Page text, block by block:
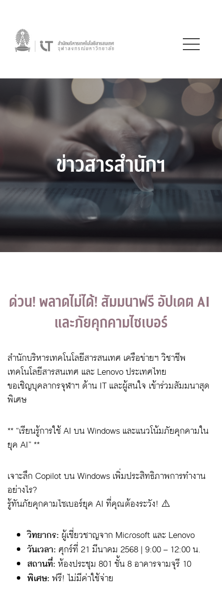
ข่าวสารสำนักฯ
ด่วน! พลาดไม่ได้! สัมมนาฟรี อัปเดต AI
และภัยคุกคามไซเบอร์
สำนักบริหารเทคโนโลยีสารสนเทศ เครือข่ายฯ วิชาชีพ
เทคโนโลยีสารสนเทศ และ Lenovo ประเทศไทย
ขอเชิญบุคลากรจุฬาฯ ด้าน IT และผู้สนใจ เข้าร่วมสัมมนาสุด
พิเศษ
** “เรียนรู้การใช้ AI บน Windows และแนวโน้มภัยคุกคามใน
ยุค AI” **
เจาะลึก Copilot บน Windows เพิ่มประสิทธิภาพการทำงาน
อย่างไร?
รู้ทันภัยคุกคามไซเบอร์ยุค AI ที่คุณต้องระวัง! ⚠️
วิทยากร: ผู้เชี่ยวชาญจาก Microsoft และ Lenovo ‍
วันเวลา: ศุกร์ที่ 21 มีนาคม 2568 | 9:00 – 12:00 น.
สถานที่:ห้องประชุม 801 ชั้น 8 อาคารจามจุรี 10
พิเศษ:ฟรี! ไม่มีค่าใช้จ่าย